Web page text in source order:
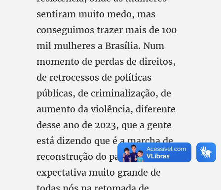
sentiram muito medo, mas
conseguimos trazer mais de 100
mil mulheres a Brasília. Num
momento de perdas de direitos,
de retrocessos de políticas
públicas, de criminalização, de
aumento da violência, diferente
desse ano de 2023, que a gente
está dizendo que é a marcha de
reconstrução do país, há uma
expectativa muito grande de